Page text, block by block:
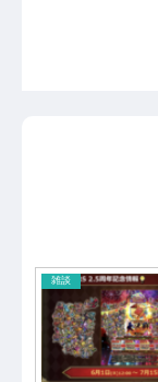
雑談